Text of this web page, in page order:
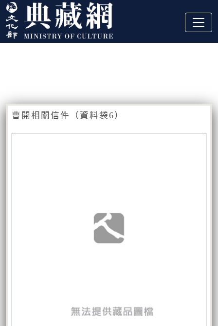
跳到主要內容
:::
曹開相關信件（資料袋6）